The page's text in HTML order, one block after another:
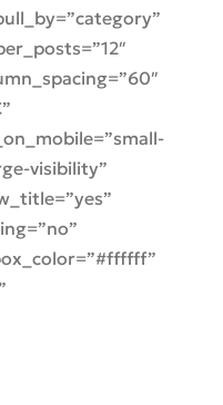
visibility”